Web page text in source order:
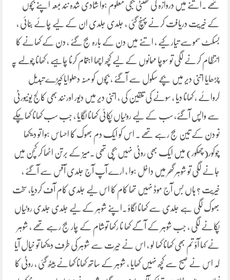
تھے ۔اتنے میں دروازہ کی گھنٹی بجی معلوم ہوا شادی شدہ نند بمعہ اپنے بچوں
کے خیریت دریافت کرنے پہنچ گئی ، جلدی جلدی ان کے لیے چائے بنائی ،
بسکٹ سموسے تیار کیے ، اتنے میں دن کے بارہ بج گئے ، دن کے کھانے کا
انتظام کرنے لگی تو سوچا مہمانوں کے لیے کچھ اچھا اہتمام کرنا چاہیے ، کھانا چولہے پہ
چڑھایا اتنی دیر میں بچے سکول سے آگئے ، بچوں کو منہ دھلوایا کپڑے تبدیل
کروائے ، کھانا دیا ، سونے کی تلقین کی ، اتنی دیر میں دیور اور نند بھی کالج یونیورٹی
سے واپس آگئے، سب کے لیے روٹیاں پکائی کھانا لگایا ، جب سب کھانا کھاچکے
تو دن کے تین بج رہے تھے ۔ اس کو ایک دم بھوک کا احساس ہوا تو دیکھا
چوکور(چھکور) میں ایک بھی روٹی نہیں بچی تھی ۔میز کے برتن اٹھا کر کچن میں
جانے لگی تو شوہر گھر میں داخل ہوا ، ارے آپ آج جلدی آفس سے آگئے ،
خیریت ؟ ہاں بس آج موڈ نہیں تھا کام کا اس لیے جلدی کام آف کردیا، سخت
بھوک لگی ہے جلدی سے کھانا لگاؤ ۔اپنے شوہر کے لیے جلدی جلدی روٹیاں
پکانے لگی ، جب شوہر کے آگے کھا نا رکھا توشام کے چار بج رہے تھے ، شوہر
نے کہا آؤ تم بھی کھانا کھا لو ، اس نے حیرت سے شوہر کی طرف دیکھا تو خیال آیا
کہ اس نے صبح سے کچھ نہیں کھایا ، شوہر کے ساتھ کھانا کھانے بیٹھ گئی ، روٹی کا